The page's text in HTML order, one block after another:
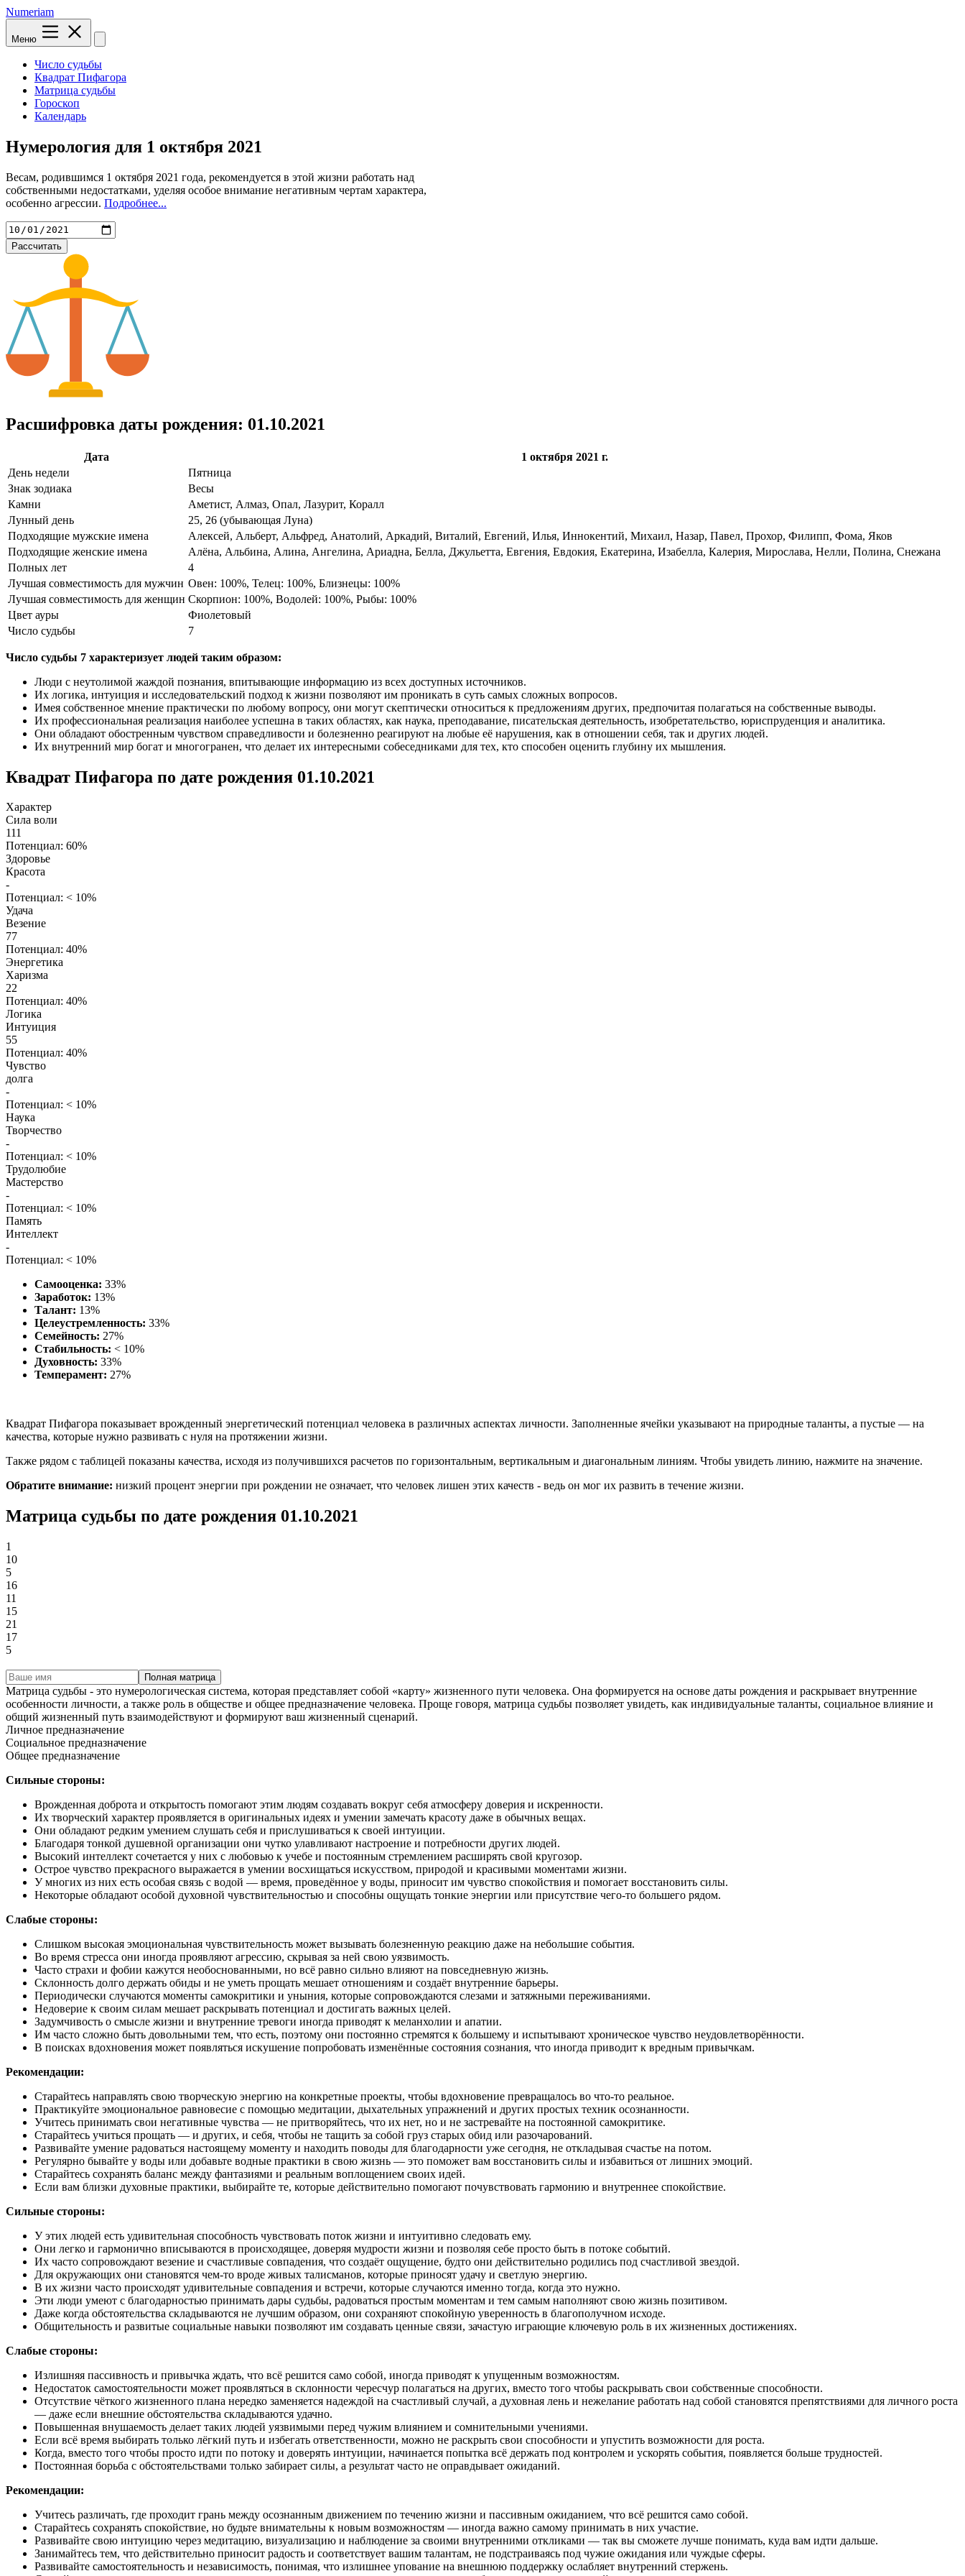
Numeriam
Меню
Число судьбы
Квадрат Пифагора
Матрица судьбы
Гороскоп
Календарь
Нумерология для 1 октября 2021
Весам, родившимся 1 октября 2021 года, рекомендуется в этой жизни работать над
собственными недостатками, уделяя особое внимание негативным чертам характера,
особенно агрессии. Подробнее...
Рассчитать
Расшифровка даты рождения: 01.10.2021
Дата
1 октября 2021 г.
День недели
Пятница
Знак зодиака
Весы
Камни
Аметист, Алмаз, Опал, Лазурит, Коралл
Лунный день
25, 26 (убывающая Луна)
Подходящие мужские имена
Алексей, Альберт, Альфред, Анатолий, Аркадий, Виталий, Евгений, Илья, Иннокентий, Михаил, Назар, Павел, Прохор, Филипп, Фома, Яков
Подходящие женские имена
Алёна, Альбина, Алина, Ангелина, Ариадна, Белла, Джульетта, Евгения, Евдокия, Екатерина, Изабелла, Калерия, Мирослава, Нелли, Полина, Снежана
Полных лет
4
Лучшая совместимость для мужчин Овен: 100%, Телец: 100%, Близнецы: 100%
Лучшая совместимость для женщин Скорпион: 100%, Водолей: 100%, Рыбы: 100%
Цвет ауры
Фиолетовый
Число судьбы
7
Число судьбы 7 характеризует людей таким образом:
Люди с неутолимой жаждой познания, впитывающие информацию из всех доступных источников.
Их логика, интуиция и исследовательский подход к жизни позволяют им проникать в суть самых сложных вопросов.
Имея собственное мнение практически по любому вопросу, они могут скептически относиться к предложениям других, предпочитая полагаться на собственные выводы.
Их профессиональная реализация наиболее успешна в таких областях, как наука, преподавание, писательская деятельность, изобретательство, юриспруденция и аналитика.
Они обладают обостренным чувством справедливости и болезненно реагируют на любые её нарушения, как в отношении себя, так и других людей.
Их внутренний мир богат и многогранен, что делает их интересными собеседниками для тех, кто способен оценить глубину их мышления.
Квадрат Пифагора по дате рождения 01.10.2021
Характер
Сила воли
111
Потенциал: 60%
Здоровье
Красота
-
Потенциал: < 10%
Удача
Везение
77
Потенциал: 40%
Энергетика
Харизма
22
Потенциал: 40%
Логика
Интуиция
55
Потенциал: 40%
Чувство
долга
-
Потенциал: < 10%
Наука
Творчество
-
Потенциал: < 10%
Трудолюбие
Мастерство
-
Потенциал: < 10%
Память
Интеллект
-
Потенциал: < 10%
Самооценка: 33%
Заработок: 13%
Талант: 13%
Целеустремленность: 33%
Семейность: 27%
Стабильность: < 10%
Духовность: 33%
Темперамент: 27%
Квадрат Пифагора показывает врожденный энергетический потенциал человека в различных аспектах личности. Заполненные ячейки указывают на природные таланты, а пустые — на
качества, которые нужно развивать с нуля на протяжении жизни.
Также рядом с таблицей показаны качества, исходя из получившихся расчетов по горизонтальным, вертикальным и диагональным линиям. Чтобы увидеть линию, нажмите на значение.
Обратите внимание: низкий процент энергии при рождении не означает, что человек лишен этих качеств - ведь он мог их развить в течение жизни.
Матрица судьбы по дате рождения 01.10.2021
1
10
5
16
11
15
21
17
5
Полная матрица
Матрица судьбы - это нумерологическая система, которая представляет собой «карту» жизненного пути человека. Она формируется на основе даты рождения и раскрывает внутренние
особенности личности, а также роль в обществе и общее предназначение человека. Проще говоря, матрица судьбы позволяет увидеть, как индивидуальные таланты, социальное влияние и
общий жизненный путь взаимодействуют и формируют ваш жизненный сценарий.
Личное предназначение
Социальное предназначение
Общее предназначение
Сильные стороны:
Врожденная доброта и открытость помогают этим людям создавать вокруг себя атмосферу доверия и искренности.
Их творческий характер проявляется в оригинальных идеях и умении замечать красоту даже в обычных вещах.
Они обладают редким умением слушать себя и прислушиваться к своей интуиции.
Благодаря тонкой душевной организации они чутко улавливают настроение и потребности других людей.
Высокий интеллект сочетается у них с любовью к учебе и постоянным стремлением расширять свой кругозор.
Острое чувство прекрасного выражается в умении восхищаться искусством, природой и красивыми моментами жизни.
У многих из них есть особая связь с водой — время, проведённое у воды, приносит им чувство спокойствия и помогает восстановить силы.
Некоторые обладают особой духовной чувствительностью и способны ощущать тонкие энергии или присутствие чего-то большего рядом.
Слабые стороны:
Слишком высокая эмоциональная чувствительность может вызывать болезненную реакцию даже на небольшие события.
Во время стресса они иногда проявляют агрессию, скрывая за ней свою уязвимость.
Часто страхи и фобии кажутся необоснованными, но всё равно сильно влияют на повседневную жизнь.
Склонность долго держать обиды и не уметь прощать мешает отношениям и создаёт внутренние барьеры.
Периодически случаются моменты самокритики и уныния, которые сопровождаются слезами и затяжными переживаниями.
Недоверие к своим силам мешает раскрывать потенциал и достигать важных целей.
Задумчивость о смысле жизни и внутренние тревоги иногда приводят к меланхолии и апатии.
Им часто сложно быть довольными тем, что есть, поэтому они постоянно стремятся к большему и испытывают хроническое чувство неудовлетворённости.
В поисках вдохновения может появляться искушение попробовать изменённые состояния сознания, что иногда приводит к вредным привычкам.
Рекомендации:
Старайтесь направлять свою творческую энергию на конкретные проекты, чтобы вдохновение превращалось во что-то реальное.
Практикуйте эмоциональное равновесие с помощью медитации, дыхательных упражнений и других простых техник осознанности.
Учитесь принимать свои негативные чувства — не притворяйтесь, что их нет, но и не застревайте на постоянной самокритике.
Старайтесь учиться прощать — и других, и себя, чтобы не тащить за собой груз старых обид или разочарований.
Развивайте умение радоваться настоящему моменту и находить поводы для благодарности уже сегодня, не откладывая счастье на потом.
Регулярно бывайте у воды или добавьте водные практики в свою жизнь — это поможет вам восстановить силы и избавиться от лишних эмоций.
Старайтесь сохранять баланс между фантазиями и реальным воплощением своих идей.
Если вам близки духовные практики, выбирайте те, которые действительно помогают почувствовать гармонию и внутреннее спокойствие.
Сильные стороны:
У этих людей есть удивительная способность чувствовать поток жизни и интуитивно следовать ему.
Они легко и гармонично вписываются в происходящее, доверяя мудрости жизни и позволяя себе просто быть в потоке событий.
Их часто сопровождают везение и счастливые совпадения, что создаёт ощущение, будто они действительно родились под счастливой звездой.
Для окружающих они становятся чем-то вроде живых талисманов, которые приносят удачу и светлую энергию.
В их жизни часто происходят удивительные совпадения и встречи, которые случаются именно тогда, когда это нужно.
Эти люди умеют с благодарностью принимать дары судьбы, радоваться простым моментам и тем самым наполняют свою жизнь позитивом.
Даже когда обстоятельства складываются не лучшим образом, они сохраняют спокойную уверенность в благополучном исходе.
Общительность и развитые социальные навыки позволяют им создавать ценные связи, зачастую играющие ключевую роль в их жизненных достижениях.
Слабые стороны:
Излишняя пассивность и привычка ждать, что всё решится само собой, иногда приводят к упущенным возможностям.
Недостаток самостоятельности может проявляться в склонности чересчур полагаться на других, вместо того чтобы раскрывать свои собственные способности.
Отсутствие чёткого жизненного плана нередко заменяется надеждой на счастливый случай, а духовная лень и нежелание работать над собой становятся препятствиями для личного роста
— даже если внешние обстоятельства складываются удачно.
Повышенная внушаемость делает таких людей уязвимыми перед чужим влиянием и сомнительными учениями.
Если всё время выбирать только лёгкий путь и избегать ответственности, можно не раскрыть свои способности и упустить возможности для роста.
Когда, вместо того чтобы просто идти по потоку и доверять интуиции, начинается попытка всё держать под контролем и ускорять события, появляется больше трудностей.
Постоянная борьба с обстоятельствами только забирает силы, а результат часто не оправдывает ожиданий.
Рекомендации:
Учитесь различать, где проходит грань между осознанным движением по течению жизни и пассивным ожиданием, что всё решится само собой.
Старайтесь сохранять спокойствие, но будьте внимательны к новым возможностям — иногда важно самому принимать в них участие.
Развивайте свою интуицию через медитацию, визуализацию и наблюдение за своими внутренними откликами — так вы сможете лучше понимать, куда вам идти дальше.
Занимайтесь тем, что действительно приносит радость и соответствует вашим талантам, не подстраиваясь под чужие ожидания или чуждые сферы.
Развивайте самостоятельность и независимость, понимая, что излишнее упование на внешнюю поддержку ослабляет внутренний стержень.